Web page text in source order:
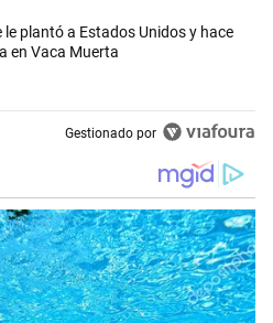
título "La empresa que se le plantó a
le plantó a Estados Unidos y hace
en Vaca Muerta
Gestionado por